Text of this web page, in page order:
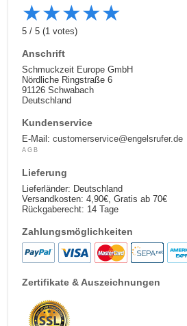
★★★★★
5/5 (1 votes)
Anschrift
Schmuckzeit Europe GmbH
Nördliche Ringstraße 6
91126 Schwabach
Deutschland
Kundenservice
E-Mail:customerservice@engelsrufer.de
AGB
Lieferung
Lieferländer: Deutschland
Versandkosten: 4,90€, Gratis ab 70€
Rückgaberecht: 14 Tage
Zahlungsmöglichkeiten
Zertifikate & Auszeichnungen